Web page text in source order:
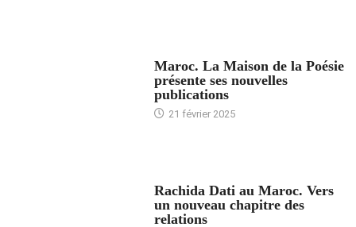
Maroc. La Maison de la Poésie
présente ses nouvelles
publications
21 février 2025
Rachida Dati au Maroc. Vers
un nouveau chapitre des
relations